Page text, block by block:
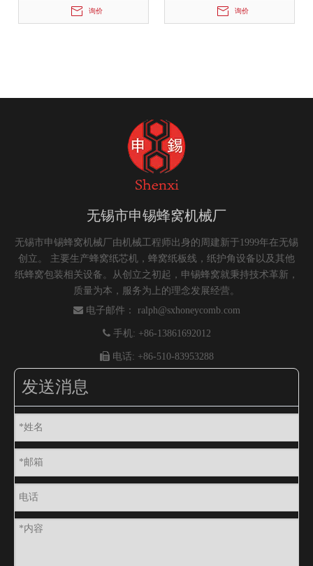
询价 询价
无锡市申锡蜂窝机械厂
无锡市申锡蜂窝机械厂由机械工程师出身的周建新于1999年在无锡
创立。 主要生产蜂窝纸芯机，蜂窝纸板线，纸护角设备以及其他
纸蜂窝包装相关设备。从创立之初起，申锡蜂窝就秉持技术革新，
质量为本，服务为上的理念发展经营。
电子邮件： ralph@sxhoneycomb.com
 手机: +86-13861692012
电话: +86-510-83953288
发送消息